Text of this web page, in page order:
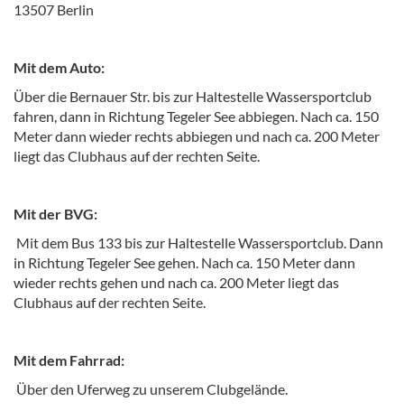
13507 Berlin
Mit dem Auto:
Über die Bernauer Str. bis zur Haltestelle Wassersportclub
fahren, dann in Richtung Tegeler See abbiegen. Nach ca. 150
Meter dann wieder rechts abbiegen und nach ca. 200 Meter
liegt das Clubhaus auf der rechten Seite.
Mit der BVG:
Mit dem Bus 133 bis zur Haltestelle Wassersportclub. Dann
in Richtung Tegeler See gehen. Nach ca. 150 Meter dann
wieder rechts gehen und nach ca. 200 Meter liegt das
Clubhaus auf der rechten Seite.
Mit dem Fahrrad:
Über den Uferweg zu unserem Clubgelände.